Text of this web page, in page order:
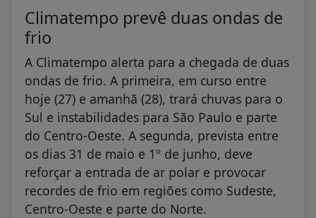
Climatempo prevê duas ondas de
frio
A Climatempo alerta para a chegada de duas
ondas de frio. A primeira, em curso entre
hoje (27) e amanhã (28), trará chuvas para o
Sul e instabilidades para São Paulo e parte
do Centro-Oeste. A segunda, prevista entre
os dias 31 de maio e 1º de junho, deve
reforçar a entrada de ar polar e provocar
recordes de frio em regiões como Sudeste,
Centro-Oeste e parte do Norte.